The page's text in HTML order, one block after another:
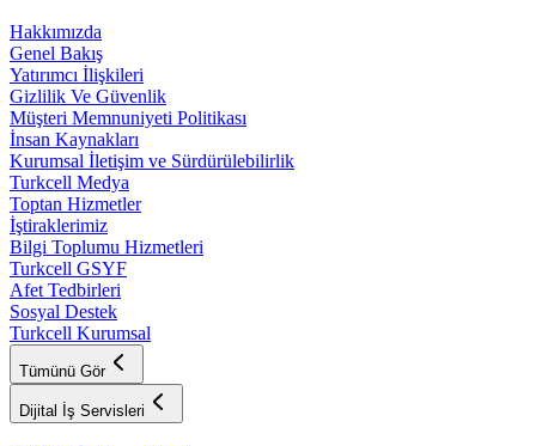
Hakkımızda
Genel Bakış
Yatırımcı İlişkileri
Gizlilik Ve Güvenlik
Müşteri Memnuniyeti Politikası
İnsan Kaynakları
Kurumsal İletişim ve Sürdürülebilirlik
Turkcell Medya
Toptan Hizmetler
İştiraklerimiz
Bilgi Toplumu Hizmetleri
Turkcell GSYF
Afet Tedbirleri
Sosyal Destek
Turkcell Kurumsal
Tümünü Gör
Dijital İş Servisleri